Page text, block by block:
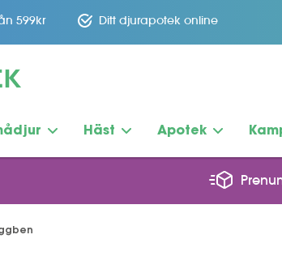
599kr Ditt djurapotek online
Häst Apotek